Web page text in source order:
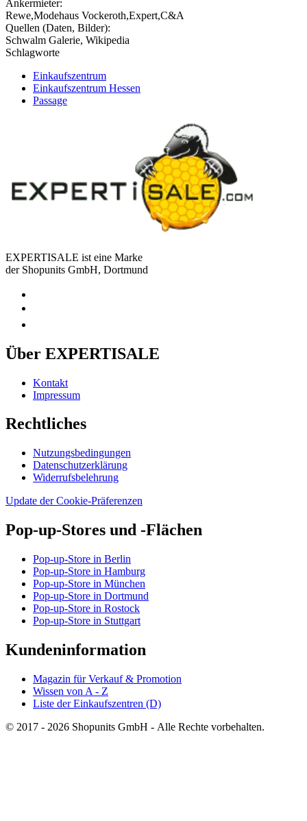
Ankermieter:
Rewe,Modehaus Vockeroth,Expert,C&A
Quellen (Daten, Bilder):
Schwalm Galerie, Wikipedia
Schlagworte
Einkaufszentrum
Einkaufszentrum Hessen
Passage
EXPERTISALE ist eine Marke
der Shopunits GmbH, Dortmund
Über EXPERTISALE
Kontakt
Impressum
Rechtliches
Nutzungsbedingungen
Datenschutzerklärung
Widerrufsbelehrung
Update der Cookie-Präferenzen
Pop-up-Stores und -Flächen
Pop-up-Store in Berlin
Pop-up-Store in Hamburg
Pop-up-Store in München
Pop-up-Store in Dortmund
Pop-up-Store in Rostock
Pop-up-Store in Stuttgart
Kundeninformation
Magazin für Verkauf & Promotion
Wissen von A - Z
Liste der Einkaufszentren (D)
© 2017 - 2026 Shopunits GmbH - Alle Rechte vorbehalten.